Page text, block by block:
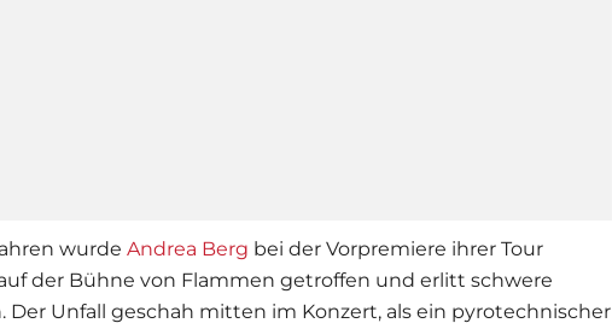
wurde Andrea Berg bei der Vorpremiere ihrer Tour
der Bühne von Flammen getroffen und erlitt schwere
Der Unfall geschah mitten im Konzert, als ein pyrotechnischer